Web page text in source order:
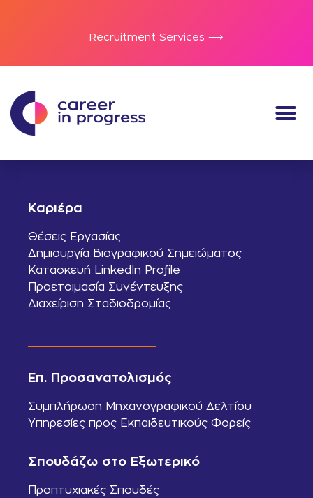
Recruitment Services ⟶
Καριέρα
Θέσεις Εργασίας
Δημιουργία Βιογραφικού Σημειώματος
Κατασκευή LinkedIn Profile
Προετοιμασία Συνέντευξης
Διαχείριση Σταδιοδρομίας
Επ. Προσανατολισμός
Συμπλήρωση Μηχανογραφικού Δελτίου
Υπηρεσίες προς Εκπαιδευτικούς Φορείς
Σπουδάζω στο Εξωτερικό
Προπτυχιακές Σπουδές